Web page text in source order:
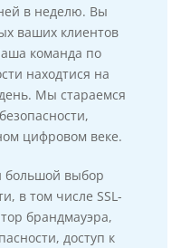
в неделю. Вы
ваших клиентов
команда по
находтися на
Мы стараемся
цифровом веке.
большой выбор
в том числе SSL-
брандмауэра,
доступ к